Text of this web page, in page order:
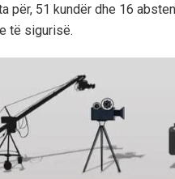
për, 51 kundër dhe 16
të sigurisë.